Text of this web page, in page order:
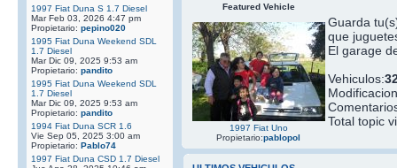
1997 Fiat Duna S 1.7 Diesel
Mar Feb 03, 2026 4:47 pm
Propietario: pepino020
1995 Fiat Duna Weekend SDL
1.7 Diesel
Mar Dic 09, 2025 9:53 am
Propietario: pandito
1995 Fiat Duna Weekend SDL
1.7 Diesel
Mar Dic 09, 2025 9:53 am
Propietario: pandito
1994 Fiat Duna SCR 1.6
Vie Sep 05, 2025 3:00 am
Propietario: Pablo74
1997 Fiat Duna CSD 1.7 Diesel
Featured Vehicle
1997 Fiat Uno
Propietario:pablopol
Guarda
que
El garage
Vehiculos:
Total topic